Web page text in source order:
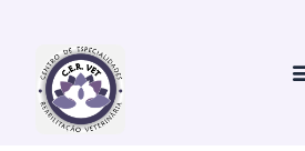
para
conteúdo